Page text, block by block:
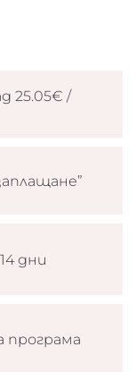
25.05€ /
дни
програма